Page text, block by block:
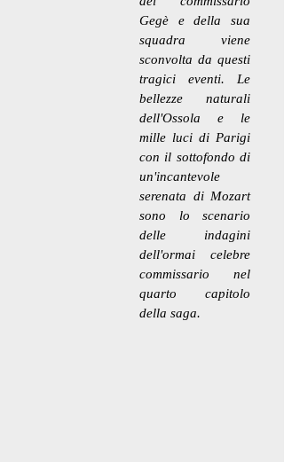
Gegè e della sua
squadra viene
sconvolta da questi
tragici eventi. Le
bellezze naturali
dell'Ossola e le
mille luci di Parigi
con il sottofondo di
un'incantevole
serenata di Mozart
sono lo scenario
delle indagini
dell'ormai celebre
commissario nel
quarto capitolo
della saga.